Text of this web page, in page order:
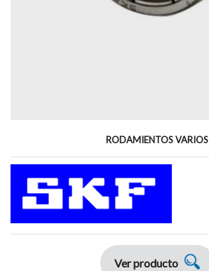
RODAMIENTOS VARIOS
Ver producto